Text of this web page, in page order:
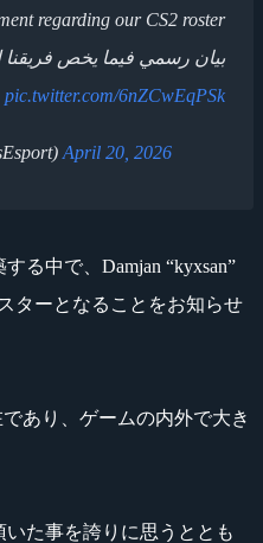
regarding our CS2 roster –
بيان رسمي فيما يخص فريقنا
pic.twitter.com/6nZCwEqPSk
April 20, 2026
る中で、Damjan “kyxsan”
ターとなることをお知らせ
あり、ゲームの内外で大き
た事を誇りに思うととも